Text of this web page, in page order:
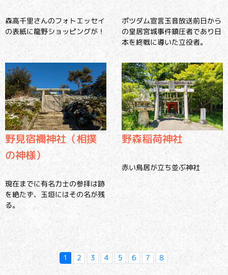
森高千里さんのフォトエッセイ
の表紙に龍野ショッピングが！
ポツダム宣言玉音放送前日から
の皇居宮城事件鎮圧者であり日
本を終戦に導いた立役者。
野見宿禰神社（相撲
の神様）
現在までに有名力士の参拝は跡
を絶たず、玉垣にはその名が残
る。
野森稲荷神社
赤い鳥居が立ち並ぶ神社
1 2 3 4 5 6 7 8